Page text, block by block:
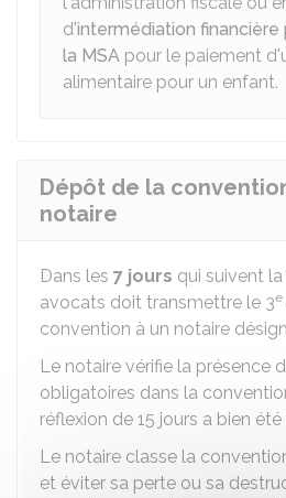
d'intermédiation financière
la MSA pour le paiement
alimentaire pour un enfant.
Dépôt de la
notaire
Dans les 7 jours qui suivent
avocats doit transmettre le 3e
convention à un notaire
Le notaire vérifie la présence
obligatoires dans la
réflexion de 15 jours a bien
Le notaire classe la
et éviter sa perte ou sa